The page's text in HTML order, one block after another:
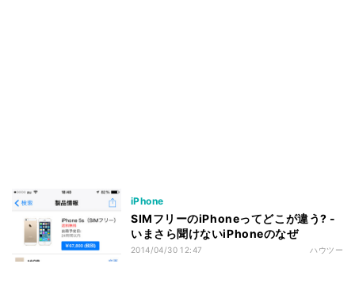
iPhone
SIMフリーのiPhoneってどこが違う? -
いまさら聞けないiPhoneのなぜ
2014/04/30 12:47 ハウツー